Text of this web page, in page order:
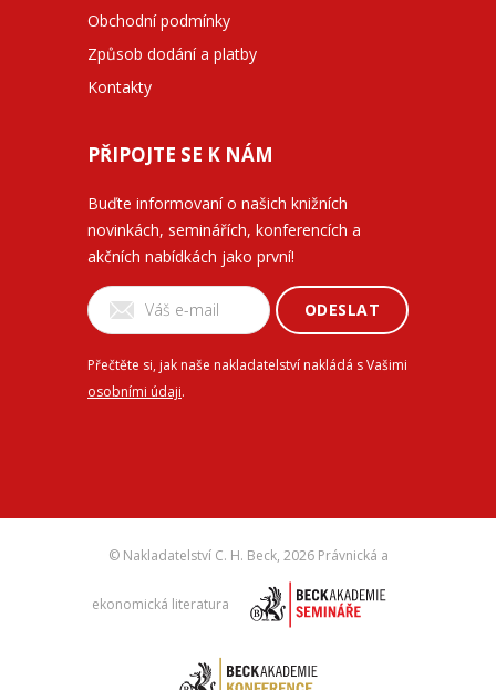
Obchodní podmínky
Způsob dodání a platby
Kontakty
PŘIPOJTE SE K NÁM
Buďte informovaní o našich knižních
novinkách, seminářích, konferencích a
akčních nabídkách jako první!
ODESLAT
Přečtěte si, jak naše nakladatelství nakládá s Vašimi
osobními údaji.
© Nakladatelství C. H. Beck, 2026 Právnická a
ekonomická literatura